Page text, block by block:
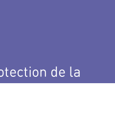
de la